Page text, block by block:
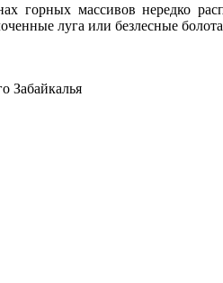
горных массивов нередко
луга или безлесные
Забайкалья